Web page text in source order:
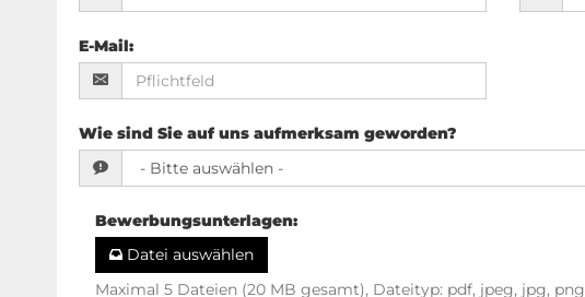
E-Mail:
Wie sind Sie auf uns aufmerksam geworden?
Bewerbungsunterlagen:
Datei auswählen
Maximal 5 Dateien (20 MB gesamt), Dateityp: pdf, jpeg, jpg, png